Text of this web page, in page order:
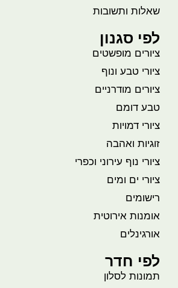
שאלות ותשובות
לפי סגנון
ציורים מופשטים
ציורי טבע ונוף
ציורים מודרניים
טבע דומם
ציורי דמויות
זוגיות ואהבה
ציורי נוף עירוני וכפרי
ציורי ים ומים
רישומים
אומנות אירוטית
אורגינלים
לפי חדר
תמונות לסלון